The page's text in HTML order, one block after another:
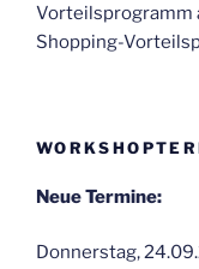
Vorteilsprogramm
Shopping-
Neue Termine:
Donnerstag,